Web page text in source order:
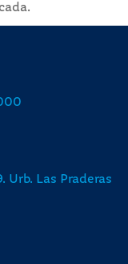
Urb. Las Praderas